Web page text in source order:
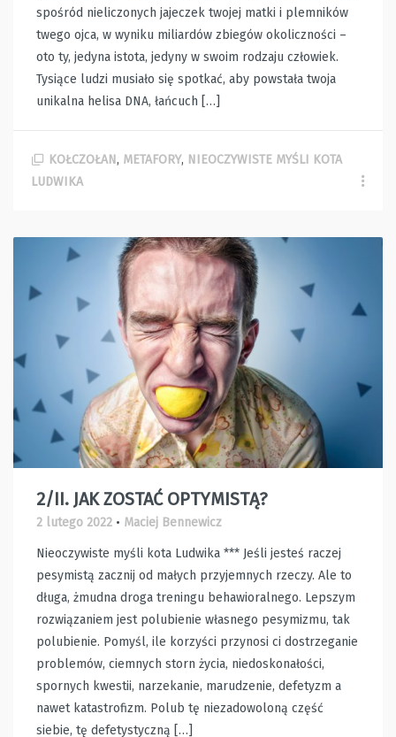
spośród nieliczonych jajeczek twojej matki i plemników
twego ojca, w wyniku miliardów zbiegów okoliczności –
oto ty, jedyna istota, jedyny w swoim rodzaju człowiek.
Tysiące ludzi musiało się spotkać, aby powstała twoja
unikalna helisa DNA, łańcuch […]
KOŁCZOŁAN, METAFORY, NIEOCZYWISTE MYŚLI KOTA
LUDWIKA
2/II. JAK ZOSTAĆ OPTYMISTĄ?
2 lutego 2022 • Maciej Bennewicz
Nieoczywiste myśli kota Ludwika *** Jeśli jesteś raczej
pesymistą zacznij od małych przyjemnych rzeczy. Ale to
długa, żmudna droga treningu behawioralnego. Lepszym
rozwiązaniem jest polubienie własnego pesymizmu, tak
polubienie. Pomyśl, ile korzyści przynosi ci dostrzeganie
problemów, ciemnych storn życia, niedoskonałości,
spornych kwestii, narzekanie, marudzenie, defetyzm a
nawet katastrofizm. Polub tę niezadowoloną część
siebie, tę defetystyczną […]